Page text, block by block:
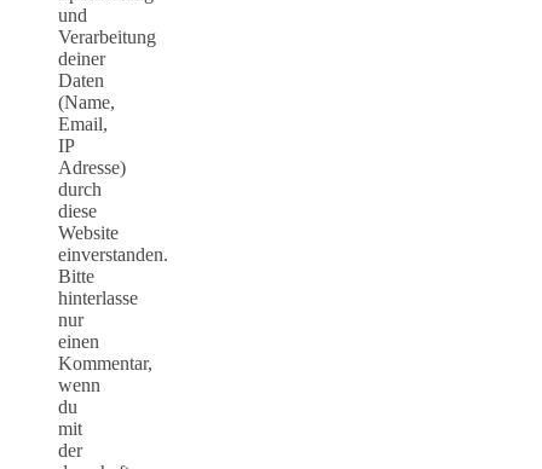
und
Verarbeitung
deiner
Daten
(Name,
Email,
IP
Adresse)
durch
diese
Website
einverstanden.
Bitte
hinterlasse
nur
einen
Kommentar,
wenn
du
mit
der